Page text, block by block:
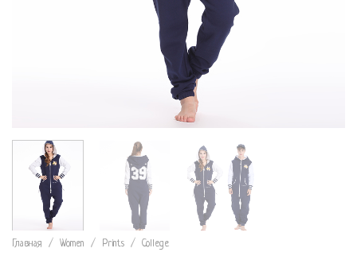
Главная / Women / Prints / College